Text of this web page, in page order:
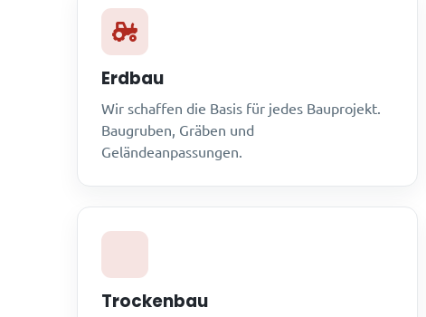
Erdbau
Wir schaffen die Basis für jedes Bauprojekt.
Baugruben, Gräben und
Geländeanpassungen.
Trockenbau